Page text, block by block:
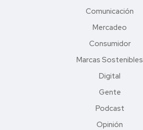
Comunicación
Mercadeo
Consumidor
Marcas Sostenibles
Digital
Gente
Podcast
Opinión